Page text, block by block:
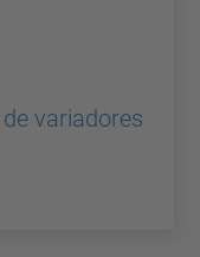
variadores